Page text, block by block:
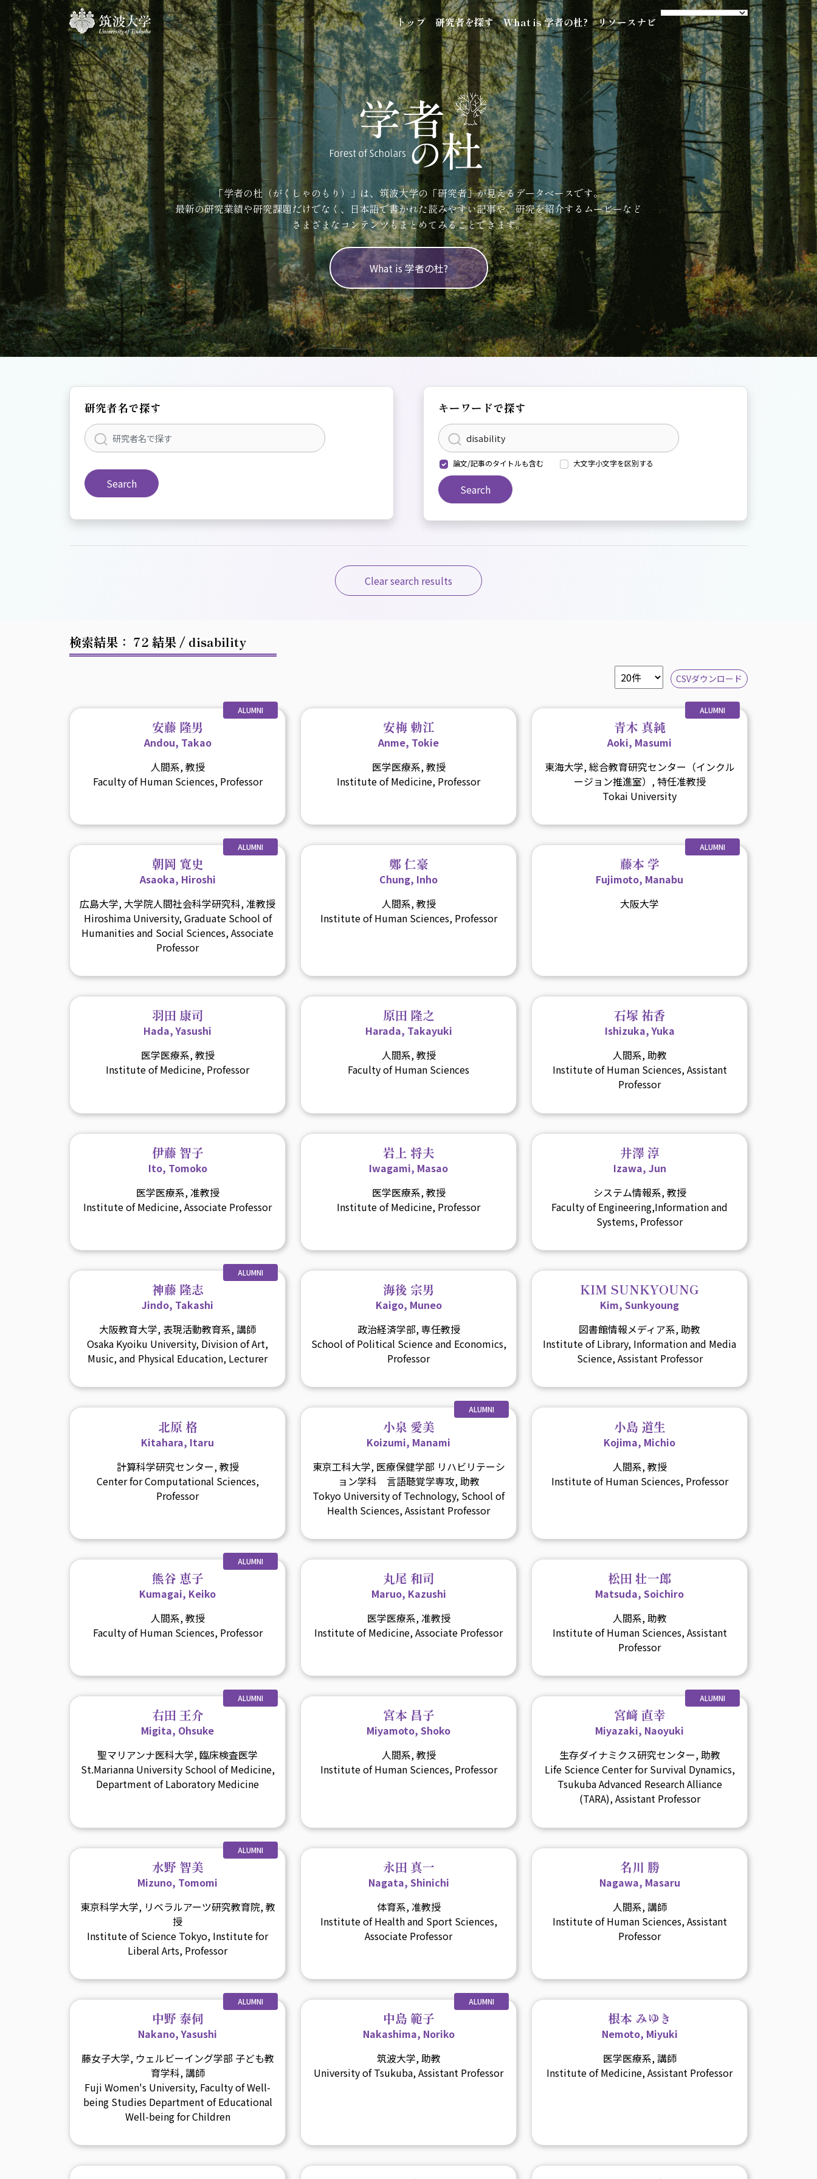
トップ 研究者を探す What is 学者の杜? リソースナビ
「学者の杜（がくしゃのもり）」は、筑波大学の「研究者」が見えるデータベースです。
最新の研究業績や研究課題だけでなく、日本語で書かれた読みやすい記事や、研究を紹介するムービーなど
さまざまなコンテンツもまとめてみることできます。
What is 学者の杜?
研究者名で探す
Search
キーワードで探す
論文/記事のタイトルも含む 大文字小文字を区別する
Search
Clear search results
検索結果： 72 結果 / disability
CSVダウンロード
ALUMNI
安藤 隆男
Andou, Takao
人間系, 教授
Faculty of Human Sciences, Professor
安梅 勅江
Anme, Tokie
医学医療系, 教授
Institute of Medicine, Professor
ALUMNI
青木 真純
Aoki, Masumi
東海大学, 総合教育研究センター（インクル
ージョン推進室）, 特任准教授
Tokai University
ALUMNI
朝岡 寛史
Asaoka, Hiroshi
広島大学, 大学院人間社会科学研究科, 准教授
Hiroshima University, Graduate School of
Humanities and Social Sciences, Associate
Professor
鄭 仁豪
Chung, Inho
人間系, 教授
Institute of Human Sciences, Professor
ALUMNI
藤本 学
Fujimoto, Manabu
大阪大学
羽田 康司
Hada, Yasushi
医学医療系, 教授
Institute of Medicine, Professor
原田 隆之
Harada, Takayuki
人間系, 教授
Faculty of Human Sciences
石塚 祐香
Ishizuka, Yuka
人間系, 助教
Institute of Human Sciences, Assistant
Professor
伊藤 智子
Ito, Tomoko
医学医療系, 准教授
Institute of Medicine, Associate Professor
岩上 将夫
Iwagami, Masao
医学医療系, 教授
Institute of Medicine, Professor
井澤 淳
Izawa, Jun
システム情報系, 教授
Faculty of Engineering,Information and
Systems, Professor
ALUMNI
神藤 隆志
Jindo, Takashi
大阪教育大学, 表現活動教育系, 講師
Osaka Kyoiku University, Division of Art,
Music, and Physical Education, Lecturer
海後 宗男
Kaigo, Muneo
政治経済学部, 専任教授
School of Political Science and Economics,
Professor
KIM SUNKYOUNG
Kim, Sunkyoung
図書館情報メディア系, 助教
Institute of Library, Information and Media
Science, Assistant Professor
北原 格
Kitahara, Itaru
計算科学研究センター, 教授
Center for Computational Sciences,
Professor
ALUMNI
小泉 愛美
Koizumi, Manami
東京工科大学, 医療保健学部 リハビリテーシ
ョン学科 言語聴覚学専攻, 助教
Tokyo University of Technology, School of
Health Sciences, Assistant Professor
小島 道生
Kojima, Michio
人間系, 教授
Institute of Human Sciences, Professor
ALUMNI
熊谷 恵子
Kumagai, Keiko
人間系, 教授
Faculty of Human Sciences, Professor
丸尾 和司
Maruo, Kazushi
医学医療系, 准教授
Institute of Medicine, Associate Professor
松田 壮一郎
Matsuda, Soichiro
人間系, 助教
Institute of Human Sciences, Assistant
Professor
ALUMNI
右田 王介
Migita, Ohsuke
聖マリアンナ医科大学, 臨床検査医学
St.Marianna University School of Medicine,
Department of Laboratory Medicine
宮本 昌子
Miyamoto, Shoko
人間系, 教授
Institute of Human Sciences, Professor
ALUMNI
宮﨑 直幸
Miyazaki, Naoyuki
生存ダイナミクス研究センター, 助教
Life Science Center for Survival Dynamics,
Tsukuba Advanced Research Alliance
(TARA), Assistant Professor
ALUMNI
水野 智美
Mizuno, Tomomi
東京科学大学, リベラルアーツ研究教育院, 教
授
Institute of Science Tokyo, Institute for
Liberal Arts, Professor
永田 真一
Nagata, Shinichi
体育系, 准教授
Institute of Health and Sport Sciences,
Associate Professor
名川 勝
Nagawa, Masaru
人間系, 講師
Institute of Human Sciences, Assistant
Professor
ALUMNI
中野 泰伺
Nakano, Yasushi
藤女子大学, ウェルビーイング学部 子ども教
育学科, 講師
Fuji Women's University, Faculty of Well-
being Studies Department of Educational
Well-being for Children
ALUMNI
中島 範子
Nakashima, Noriko
筑波大学, 助教
University of Tsukuba, Assistant Professor
根本 みゆき
Nemoto, Miyuki
医学医療系, 講師
Institute of Medicine, Assistant Professor